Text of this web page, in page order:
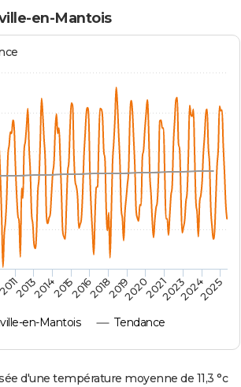
en-Mantois
en-Mantois Tendance
2014
2013 201520162018201920202021202320242025
d'une température moyenne de 11,3 °c